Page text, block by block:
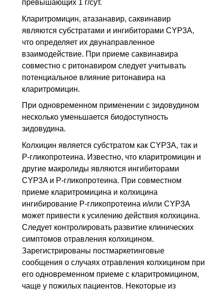
превышающих 1 г/сут.
Кларитромицин, атазанавир, саквинавир
являются субстратами и ингибиторами CYP3A,
что определяет их двунаправленное
взаимодействие. При приеме саквинавира
совместно с ритонавиром следует учитывать
потенциальное влияние ритонавира на
кларитромицин.
При одновременном применении с зидовудином
несколько уменьшается биодоступность
зидовудина.
Колхицин является субстратом как CYP3A, так и
Р-гликопротеина. Известно, что кларитромицин и
другие макролиды являются ингибиторами
CYP3A и Р-гликопротеина. При совместном
приеме кларитромицина и колхицина
ингибирование P-гликопротеина и/или CYP3A
может привести к усилению действия колхицина.
Следует контролировать развитие клинических
симптомов отравления колхицином.
Зарегистрированы постмаркетинговые
сообщения о случаях отравления колхицином при
его одновременном приеме с кларитромицином,
чаще у пожилых пациентов. Некоторые из